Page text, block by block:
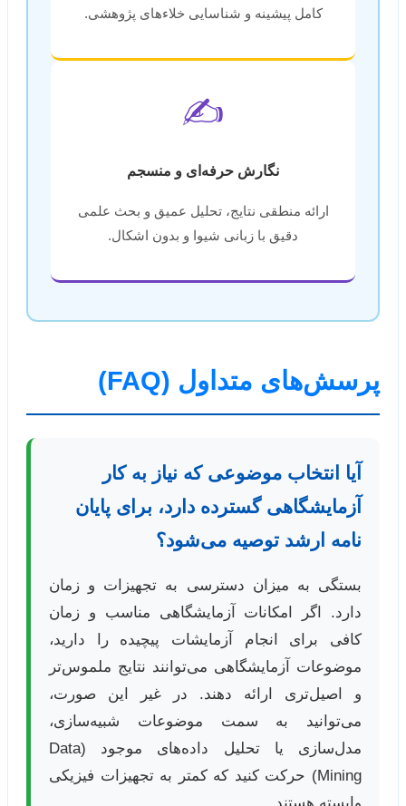
کامل پیشینه و شناسایی خلاءهای پژوهشی.
✍️
نگارش حرفه‌ای و منسجم
ارائه منطقی نتایج، تحلیل عمیق و بحث علمی
دقیق با زبانی شیوا و بدون اشکال.
پرسش‌های متداول (FAQ)
آیا انتخاب موضوعی که نیاز به کار
آزمایشگاهی گسترده دارد، برای پایان
نامه ارشد توصیه می‌شود؟
بستگی به میزان دسترسی به تجهیزات و زمان
دارد. اگر امکانات آزمایشگاهی مناسب و زمان
کافی برای انجام آزمایشات پیچیده را دارید،
موضوعات آزمایشگاهی می‌توانند نتایج ملموس‌تر
و اصیل‌تری ارائه دهند. در غیر این صورت،
می‌توانید به سمت موضوعات شبیه‌سازی،
مدل‌سازی یا تحلیل داده‌های موجود (Data
Mining) حرکت کنید که کمتر به تجهیزات فیزیکی